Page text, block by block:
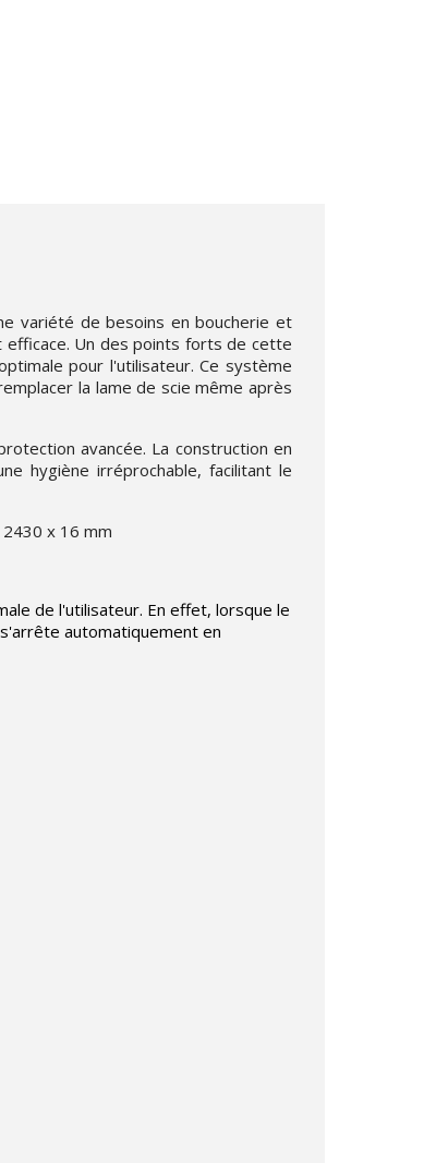
variété de besoins en boucherie et
efficace. Un des points forts de cette
pour l'utilisateur. Ce système
la lame de scie même après
avancée. La construction en
hygiène irréprochable, facilitant le
x 16 mm
de l'utilisateur. En effet, lorsque le
automatiquement en